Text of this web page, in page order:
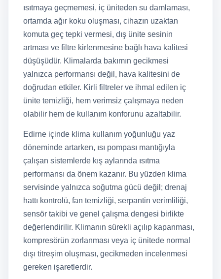
ısıtmaya geçmemesi, iç üniteden su damlaması,
ortamda ağır koku oluşması, cihazın uzaktan
komuta geç tepki vermesi, dış ünite sesinin
artması ve filtre kirlenmesine bağlı hava kalitesi
düşüşüdür. Klimalarda bakımın gecikmesi
yalnızca performansı değil, hava kalitesini de
doğrudan etkiler. Kirli filtreler ve ihmal edilen iç
ünite temizliği, hem verimsiz çalışmaya neden
olabilir hem de kullanım konforunu azaltabilir.
Edirne içinde klima kullanım yoğunluğu yaz
döneminde artarken, ısı pompası mantığıyla
çalışan sistemlerde kış aylarında ısıtma
performansı da önem kazanır. Bu yüzden klima
servisinde yalnızca soğutma gücü değil; drenaj
hattı kontrolü, fan temizliği, serpantin verimliliği,
sensör takibi ve genel çalışma dengesi birlikte
değerlendirilir. Klimanın sürekli açılıp kapanması,
kompresörün zorlanması veya iç ünitede normal
dışı titreşim oluşması, gecikmeden incelenmesi
gereken işaretlerdir.